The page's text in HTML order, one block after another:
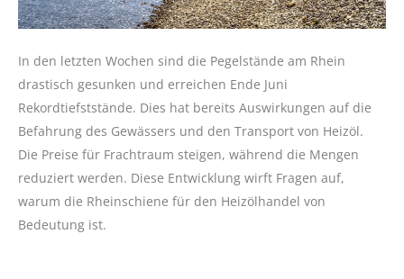
In den letzten Wochen sind die Pegelstände am Rhein
drastisch gesunken und erreichen Ende Juni
Rekordtiefststände. Dies hat bereits Auswirkungen auf die
Befahrung des Gewässers und den Transport von Heizöl.
Die Preise für Frachtraum steigen, während die Mengen
reduziert werden. Diese Entwicklung wirft Fragen auf,
warum die Rheinschiene für den Heizölhandel von
Bedeutung ist.